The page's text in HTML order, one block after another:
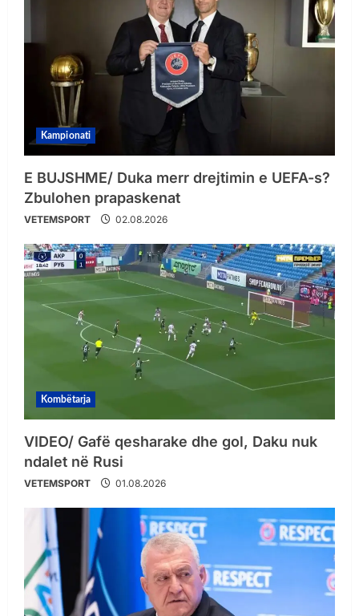
Kampionati
E BUJSHME/ Duka merr drejtimin e UEFA-s?
Zbulohen prapaskenat
VETEMSPORT 02.08.2026
Kombëtarja
VIDEO/ Gafë qesharake dhe gol, Daku nuk
ndalet në Rusi
VETEMSPORT 01.08.2026